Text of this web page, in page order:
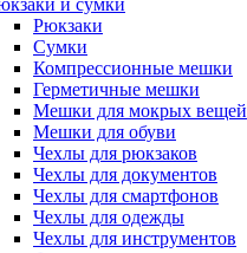
и сумки
Рюкзаки
Сумки
Компрессионные мешки
Герметичные мешки
Мешки для мокрых вещей
Мешки для обуви
Чехлы для рюкзаков
Чехлы для документов
Чехлы для смартфонов
Чехлы для одежды
Чехлы для инструментов